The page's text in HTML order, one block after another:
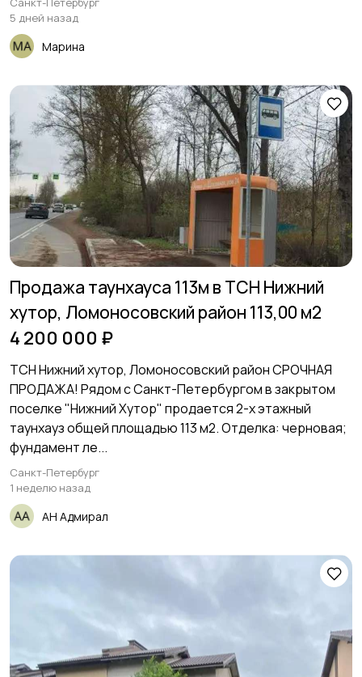
5 дней назад
Марина
Продажа таунхауса 113м в ТСН Нижний
хутор, Ломоносовский район 113,00 м2
4 200 000 ₽
ТСН Нижний хутор, Ломоносовский район СРОЧНАЯ
ПРОДАЖА! Рядом с Санкт-Петербургом в закрытом
поселке "Нижний Хутор" продается 2-х этажный
таунхауз общей площадью 113 м2. Отделка: черновая;
фундамент ле...
Санкт-Петербург
1 неделю назад
АН Адмирал